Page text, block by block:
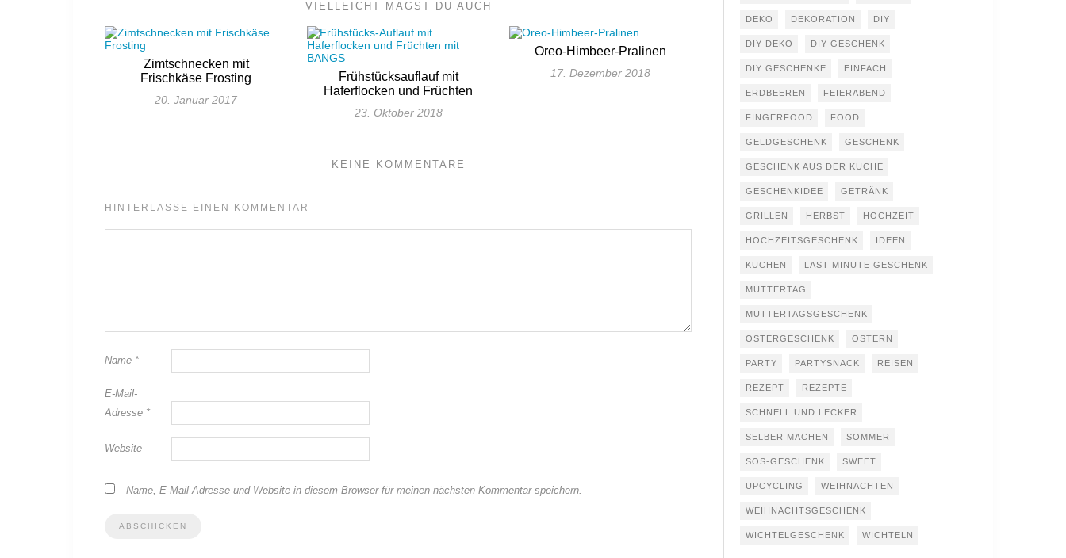
VIELLEICHT MAGST DU AUCH
Zimtschnecken mit
Frischkäse Frosting
20. Januar 2017
Frühstücksauflauf mit
Haferflocken und Früchten
23. Oktober 2018
Oreo-Himbeer-Pralinen
17. Dezember 2018
KEINE KOMMENTARE
HINTERLASSE EINEN KOMMENTAR
Name *
E-Mail-
Adresse *
Website
Name, E-Mail-Adresse und Website in diesem Browser für meinen nächsten Kommentar speichern.
DEKO DEKORATION DIY
DIY DEKO DIY GESCHENK
DIY GESCHENKE EINFACH
ERDBEEREN FEIERABEND
FINGERFOOD FOOD
GELDGESCHENK GESCHENK
GESCHENK AUS DER KÜCHE
GESCHENKIDEE GETRÄNK
GRILLEN HERBST HOCHZEIT
HOCHZEITSGESCHENK IDEEN
KUCHEN LAST MINUTE GESCHENK
MUTTERTAG
MUTTERTAGSGESCHENK
OSTERGESCHENK OSTERN
PARTY PARTYSNACK REISEN
REZEPT REZEPTE
SCHNELL UND LECKER
SELBER MACHEN SOMMER
SOS-GESCHENK SWEET
UPCYCLING WEIHNACHTEN
WEIHNACHTSGESCHENK
WICHTELGESCHENK WICHTELN